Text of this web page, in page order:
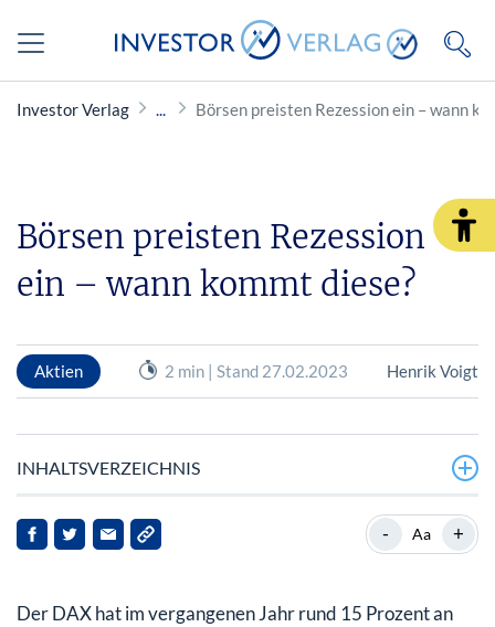
Investor Verlag Börsen preisten Rezession ein – wann
Börsen preisten Rezession
ein – wann kommt diese?
Aktien 2 min | Stand 27.02.2023 Henrik Voigt
INHALTSVERZEICHNIS
Börsen preisten Rezession ein – wann kommt diese?
Trotz guter Aussichten: Es gibt bessere Börsen für Sie
- Aa +
Der DAX hat im vergangenen Jahr rund 15 Prozent an